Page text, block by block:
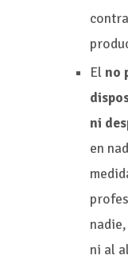
El no
ni
en
ni al